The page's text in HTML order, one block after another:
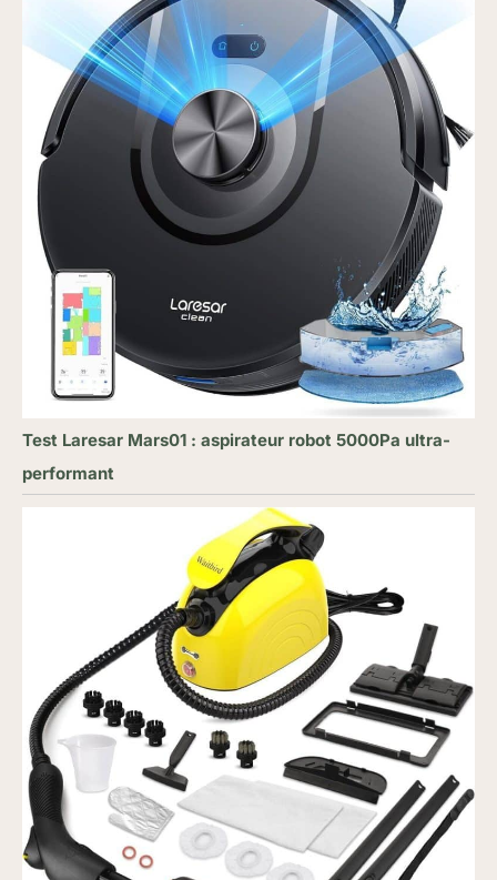
Test Laresar Mars01 : aspirateur robot 5000Pa ultra-
performant